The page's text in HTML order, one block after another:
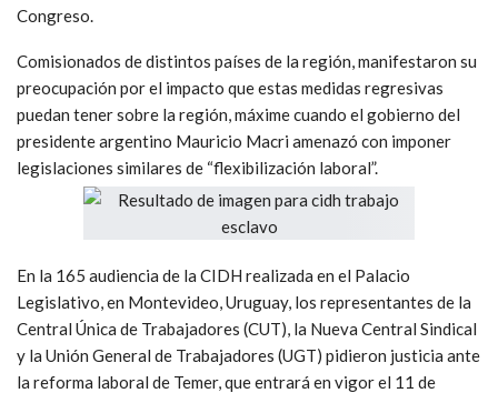
Congreso.
Comisionados de distintos países de la región, manifestaron su
preocupación por el impacto que estas medidas regresivas
puedan tener sobre la región, máxime cuando el gobierno del
presidente argentino Mauricio Macri amenazó con imponer
legislaciones similares de “flexibilización laboral”.
En la 165 audiencia de la CIDH realizada en el Palacio
Legislativo, en Montevideo, Uruguay, los representantes de la
Central Única de Trabajadores (CUT), la Nueva Central Sindical
y la Unión General de Trabajadores (UGT) pidieron justicia ante
la reforma laboral de Temer, que entrará en vigor el 11 de